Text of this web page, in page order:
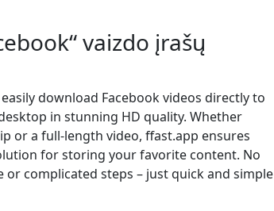
vaizdo įrašų
download Facebook videos directly to
in stunning HD quality. Whether
or a full-length video, ffast.app ensures
for storing your favorite content. No
complicated steps – just quick and simple